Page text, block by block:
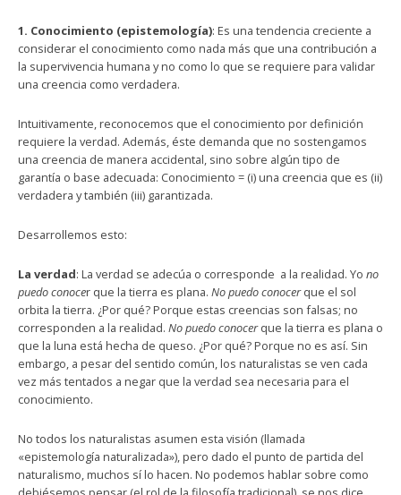
1. Conocimiento (epistemología): Es una tendencia creciente a
considerar el conocimiento como nada más que una contribución a
la supervivencia humana y no como lo que se requiere para validar
una creencia como verdadera.
Intuitivamente, reconocemos que el conocimiento por definición
requiere la verdad. Además, éste demanda que no sostengamos
una creencia de manera accidental, sino sobre algún tipo de
garantía o base adecuada: Conocimiento = (i) una creencia que es (ii)
verdadera y también (iii) garantizada.
Desarrollemos esto:
La verdad: La verdad se adecúa o corresponde a la realidad. Yo no
puedoconocer que la tierra es plana. No puedoconocerque el sol
orbita la tierra. ¿Por qué? Porque estas creencias son falsas; no
corresponden a la realidad. No puedoconocerque la tierra es plana o
que la luna está hecha de queso. ¿Por qué? Porque no es así. Sin
embargo, a pesar del sentido común, los naturalistas se ven cada
vez más tentados a negar que la verdad sea necesaria para el
conocimiento.
No todos los naturalistas asumen esta visión (llamada
«epistemología naturalizada»), pero dado el punto de partida del
naturalismo, muchos sí lo hacen. No podemos hablar sobre como